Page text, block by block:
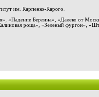
им. Карпенко-Карого.
«Падение Берлина», «Далеко от
роща», «Зеленый фургон»,